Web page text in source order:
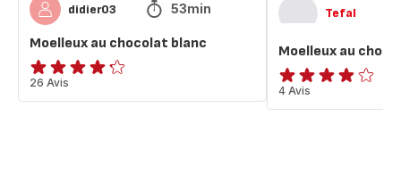
didier03 53min
Moelleux au chocolat blanc
ratings.4.2
26 Avis
Tefal
Moelleux au
ratings.3.8
4 Avis